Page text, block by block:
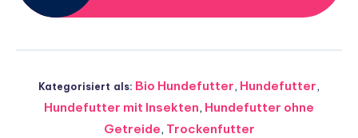
Kategorisiert als: Bio Hundefutter, Hundefutter,
Hundefutter mit Insekten, Hundefutter ohne
Getreide, Trockenfutter